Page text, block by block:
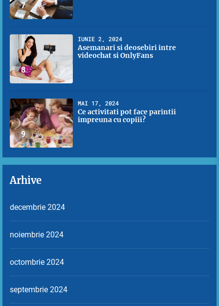
7
8
IUNIE 2, 2024
Asemanari si deosebiri intre
videochat si OnlyFans
9
MAI 17, 2024
Ce activitati pot face parintii
impreuna cu copiii?
Arhive
decembrie 2024
noiembrie 2024
octombrie 2024
septembrie 2024